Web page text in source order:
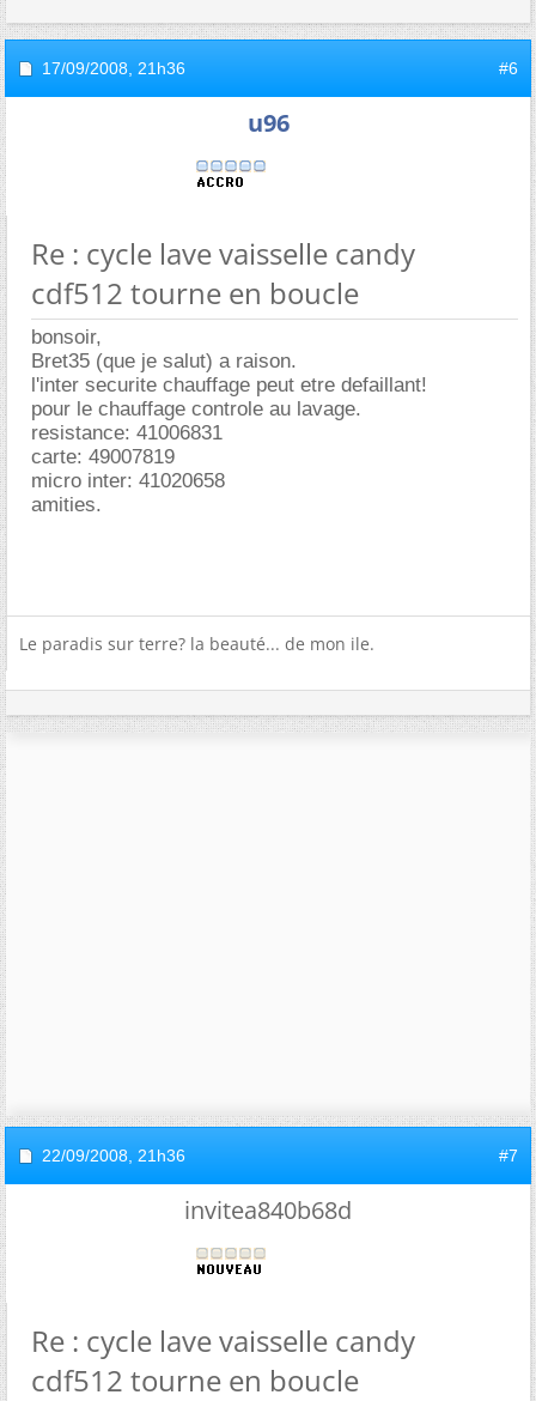
17/09/2008, 21h36 #6
u96
Re : cycle lave vaisselle candy
cdf512 tourne en boucle
bonsoir,
Bret35 (que je salut) a raison.
l'inter securite chauffage peut etre defaillant!
pour le chauffage controle au lavage.
resistance: 41006831
carte: 49007819
micro inter: 41020658
amities.
Le paradis sur terre? la beauté... de mon ile.
22/09/2008, 21h36 #7
invitea840b68d
Re : cycle lave vaisselle candy
cdf512 tourne en boucle